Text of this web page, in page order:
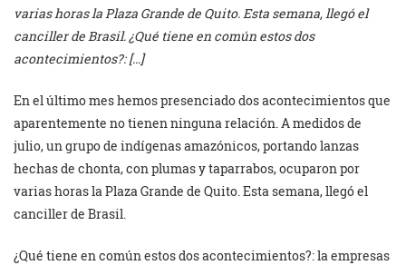
varias horas la Plaza Grande de Quito. Esta semana, llegó el
canciller de Brasil. ¿Qué tiene en común estos dos
acontecimientos?: […]
En el último mes hemos presenciado dos acontecimientos que
aparentemente no tienen ninguna relación. A medidos de
julio, un grupo de indígenas amazónicos, portando lanzas
hechas de chonta, con plumas y taparrabos, ocuparon por
varias horas la Plaza Grande de Quito. Esta semana, llegó el
canciller de Brasil.
¿Qué tiene en común estos dos acontecimientos?: la empresas